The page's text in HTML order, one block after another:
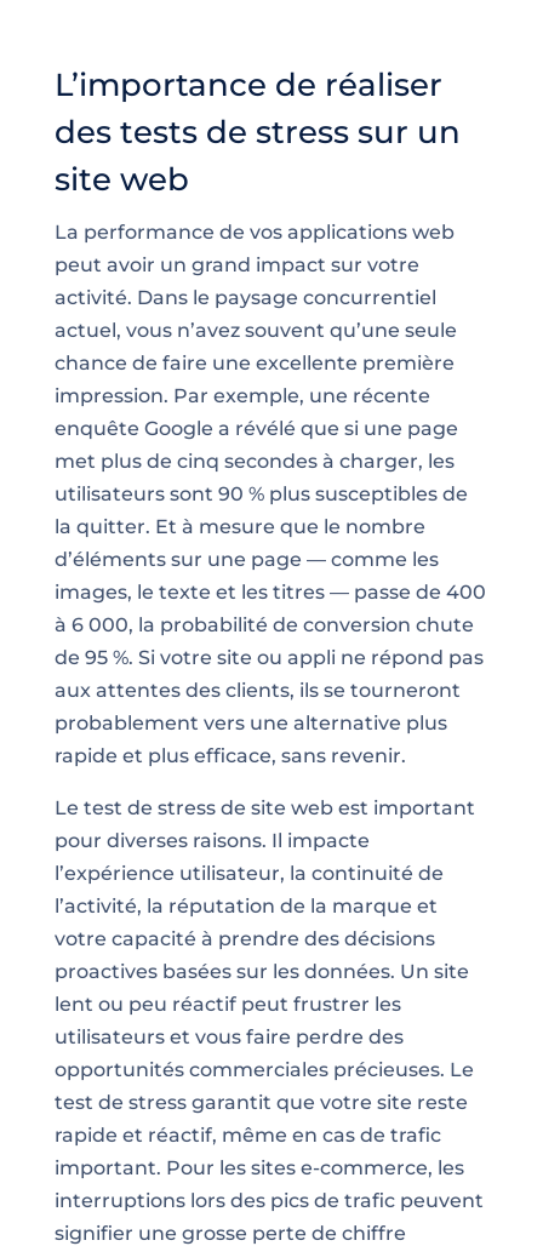
L’importance de réaliser
des tests de stress sur un
site web
La performance de vos applications web
peut avoir un grand impact sur votre
activité. Dans le paysage concurrentiel
actuel, vous n’avez souvent qu’une seule
chance de faire une excellente première
impression. Par exemple, une récente
enquête Google a révélé que si une page
met plus de cinq secondes à charger, les
utilisateurs sont 90 % plus susceptibles de
la quitter. Et à mesure que le nombre
d’éléments sur une page — comme les
images, le texte et les titres — passe de 400
à 6 000, la probabilité de conversion chute
de 95 %. Si votre site ou appli ne répond pas
aux attentes des clients, ils se tourneront
probablement vers une alternative plus
rapide et plus efficace, sans revenir.
Le test de stress de site web est important
pour diverses raisons. Il impacte
l’expérience utilisateur, la continuité de
l’activité, la réputation de la marque et
votre capacité à prendre des décisions
proactives basées sur les données. Un site
lent ou peu réactif peut frustrer les
utilisateurs et vous faire perdre des
opportunités commerciales précieuses. Le
test de stress garantit que votre site reste
rapide et réactif, même en cas de trafic
important. Pour les sites e-commerce, les
interruptions lors des pics de trafic peuvent
signifier une grosse perte de chiffre